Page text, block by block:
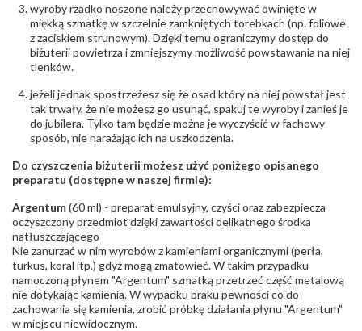
wyroby rzadko noszone należy przechowywać owinięte w
miękką szmatkę w szczelnie zamkniętych torebkach (np. foliowe
z zaciskiem strunowym). Dzięki temu ograniczymy dostęp do
biżuterii powietrza i zmniejszymy możliwość powstawania na niej
tlenków.
jeżeli jednak spostrzeżesz się że osad który na niej powstał jest
tak trwały, że nie możesz go usunąć, spakuj te wyroby i zanieś je
do jubilera. Tylko tam będzie można je wyczyścić w fachowy
sposób, nie narażając ich na uszkodzenia.
Do czyszczenia biżuterii możesz użyć poniżego opisanego
preparatu (dostępne w naszej firmie):
Argentum(60 ml) - preparat emulsyjny, czyści oraz zabezpiecza
oczyszczony przedmiot dzięki zawartości delikatnego środka
natłuszczającego
Nie zanurzać w nim wyrobów z kamieniami organicznymi (perła,
turkus, koral itp.) gdyż mogą zmatowieć. W takim przypadku
namoczoną płynem "Argentum" szmatką przetrzeć część metalową
nie dotykając kamienia. W wypadku braku pewności co do
zachowania się kamienia, zrobić próbkę działania płynu "Argentum"
w miejscu niewidocznym.